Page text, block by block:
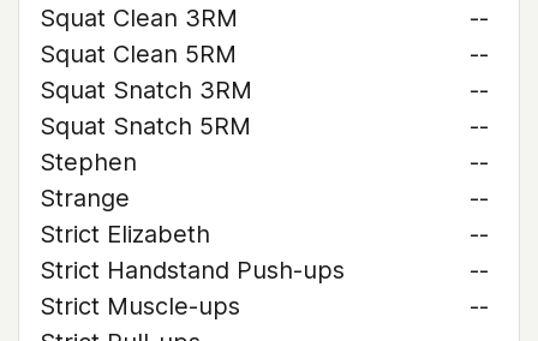
Squat Clean 3RM
--
Squat Clean 5RM
--
Squat Snatch 3RM
--
Squat Snatch 5RM
--
Stephen
--
Strange
--
Strict Elizabeth
--
Strict Handstand Push-ups
--
Strict Muscle-ups
--